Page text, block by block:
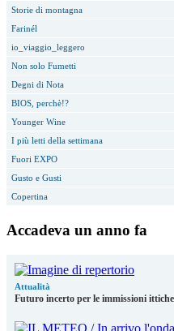
Storie di montagna
Farinél
io_viaggio_leggero
Non solo Fumetti
Degni di Nota
BIOS, perchè!?
Younger Wine
I più letti della settimana
Fuori EXPO
Gusto e Gusti
Copertina
Accadeva un anno fa
Attualità
Futuro incerto per le immissioni